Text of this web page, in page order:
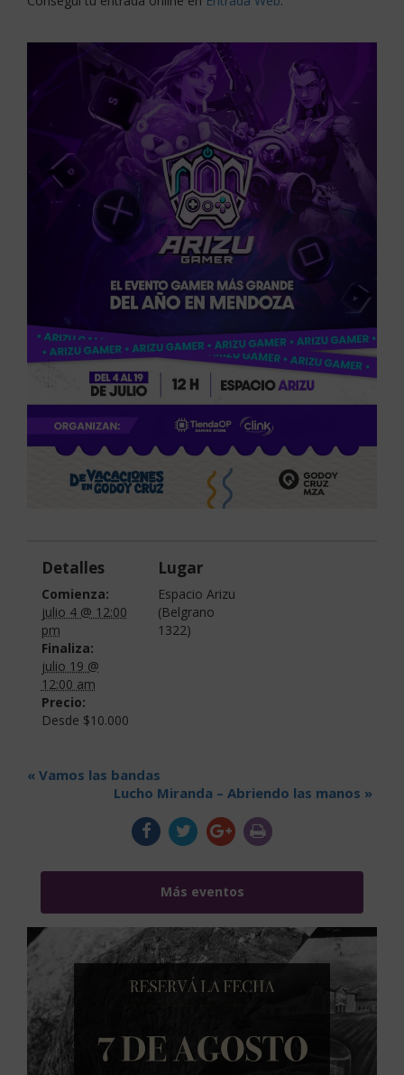
Detalles
Comienza:
julio 4 @ 12:00
pm
Finaliza:
julio 19 @
12:00 am
Precio:
Desde $10.000
Lugar
Espacio Arizu
(Belgrano
1322)
« Vamos las bandas
Lucho Miranda – Abriendo las manos »
Más eventos